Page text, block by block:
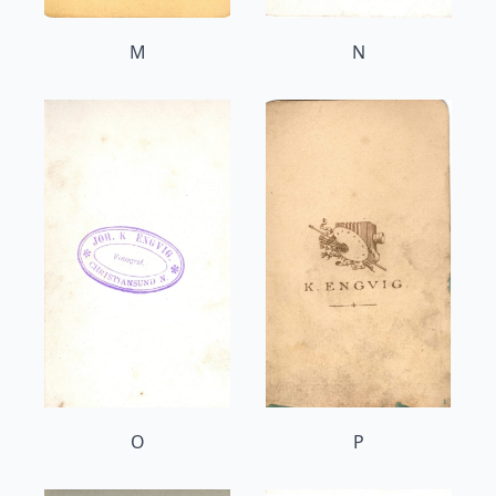
M N
O P